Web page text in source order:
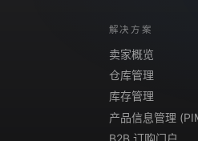
解决方案
卖家概览
仓库管理
库存管理
产品信息管理
B2B 订购门户